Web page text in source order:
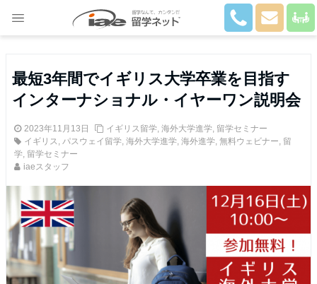
最短3年間でイギリス大学卒業を目指す
インターナショナル・イヤーワン説明会
2023年11月13日 イギリス留学, 海外大学進学, 留学セミナー
イギリス, パスウェイ留学, 海外大学進学, 海外進学, 無料ウェビナー, 留
学, 留学セミナー
iaeスタッフ